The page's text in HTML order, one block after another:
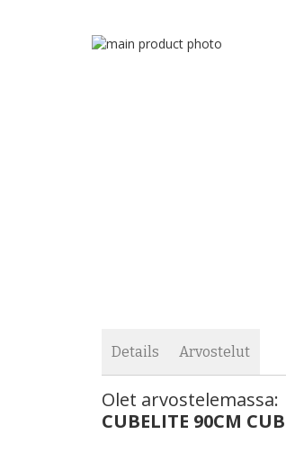
Skip
Details Arvostelut
Olet arvostelemassa:
CUBELITE 90CM